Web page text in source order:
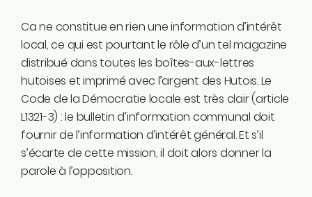
Ca ne constitue en rien une information d’intérêt
local, ce qui est pourtant le rôle d’un tel magazine
distribué dans toutes les boîtes-aux-lettres
hutoises et imprimé avec l’argent des Hutois. Le
Code de la Démocratie locale est très clair (article
L1321-3) : le bulletin d’information communal doit
fournir de l’information d’intérêt général. Et s’il
s’écarte de cette mission, il doit alors donner la
parole à l’opposition.